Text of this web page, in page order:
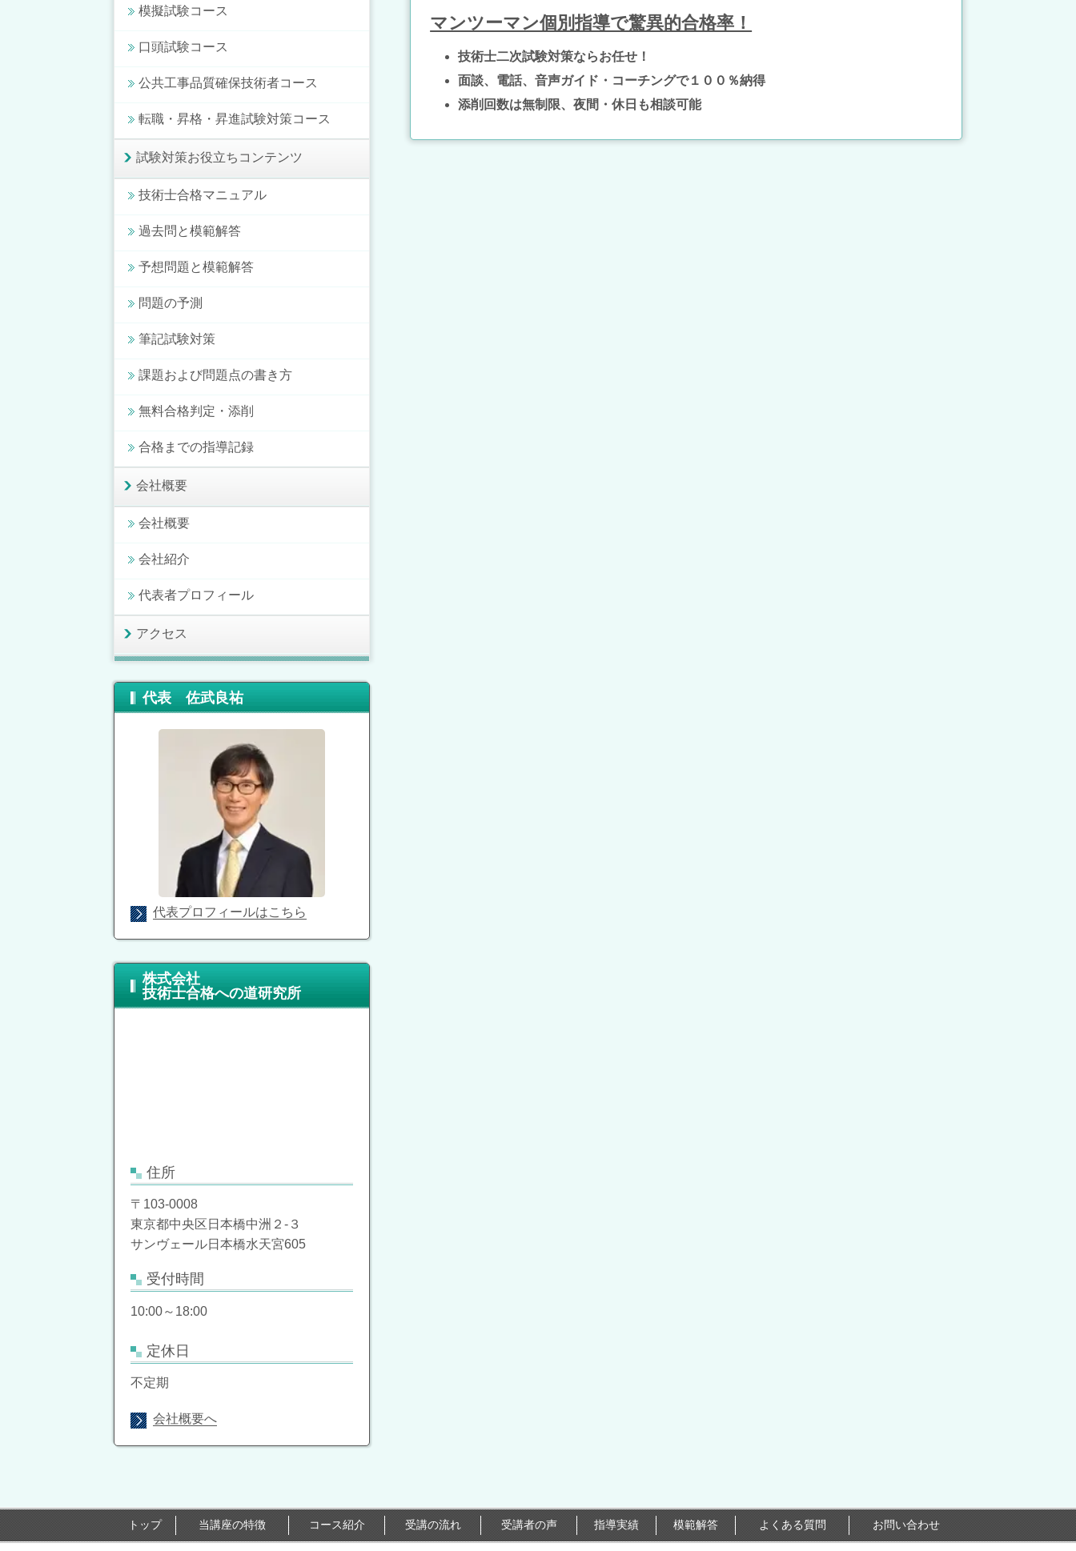
マンツーマン個別指導で驚異的合格率！
技術士二次試験対策ならお任せ！
面談、電話、音声ガイド・コーチングで１００％納得
添削回数は無制限、夜間・休日も相談可能
模擬試験コース
口頭試験コース
公共工事品質確保技術者コース
転職・昇格・昇進試験対策コース
試験対策お役立ちコンテンツ
技術士合格マニュアル
過去問と模範解答
予想問題と模範解答
問題の予測
筆記試験対策
課題および問題点の書き方
無料合格判定・添削
合格までの指導記録
会社概要
会社概要
会社紹介
代表者プロフィール
アクセス
代表 佐武良祐
代表プロフィールはこちら
株式会社
技術士合格への道研究所
住所
〒103-0008
東京都中央区日本橋中洲２-３
サンヴェール日本橋水天宮605
受付時間
10:00～18:00
定休日
不定期
会社概要へ
トップ 当講座の特徴 コース紹介 受講の流れ 受講者の声 指導実績 模範解答 よくある質問 お問い合わせ